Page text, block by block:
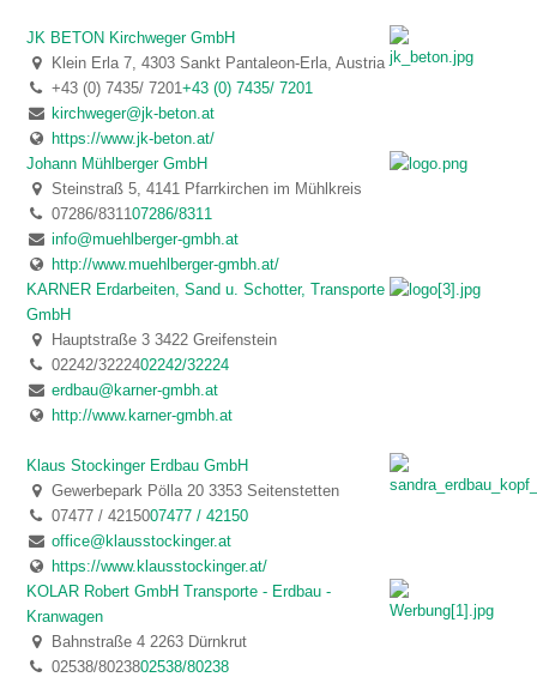
JK BETON Kirchweger GmbH
Klein Erla 7, 4303 Sankt Pantaleon-Erla, Austria
+43 (0) 7435/ 7201+43 (0) 7435/ 7201
kirchweger@jk-beton.at
https://www.jk-beton.at/
Johann Mühlberger GmbH
Steinstraß 5, 4141 Pfarrkirchen im Mühlkreis
07286/831107286/8311
info@muehlberger-gmbh.at
http://www.muehlberger-gmbh.at/
KARNER Erdarbeiten, Sand u. Schotter, Transporte
GmbH
Hauptstraße 3 3422 Greifenstein
02242/3222402242/32224
erdbau@karner-gmbh.at
http://www.karner-gmbh.at
Klaus Stockinger Erdbau GmbH
Gewerbepark Pölla 20 3353 Seitenstetten
07477 / 4215007477 / 42150
office@klausstockinger.at
https://www.klausstockinger.at/
KOLAR Robert GmbH Transporte - Erdbau -
Kranwagen
Bahnstraße 4 2263 Dürnkrut
02538/8023802538/80238